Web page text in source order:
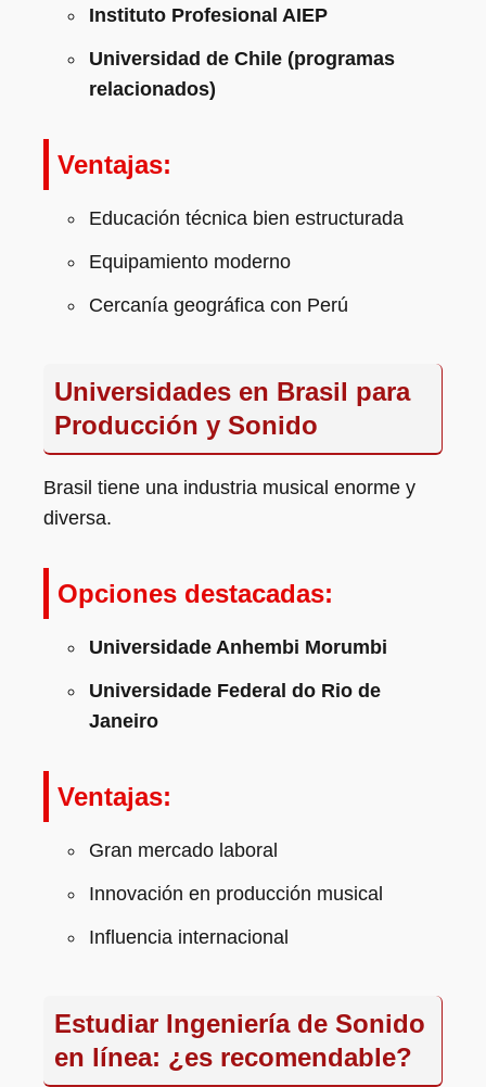
Instituto Profesional AIEP
Universidad de Chile (programas
relacionados)
Ventajas:
Educación técnica bien estructurada
Equipamiento moderno
Cercanía geográfica con Perú
Universidades en Brasil para
Producción y Sonido
Brasil tiene una industria musical enorme y
diversa.
Opciones destacadas:
Universidade Anhembi Morumbi
Universidade Federal do Rio de
Janeiro
Ventajas:
Gran mercado laboral
Innovación en producción musical
Influencia internacional
Estudiar Ingeniería de Sonido
en línea: ¿es recomendable?